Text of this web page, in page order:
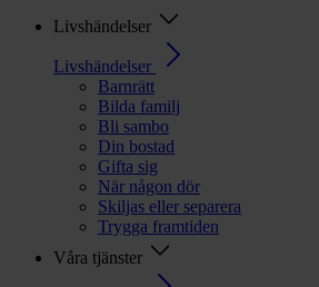
Livshändelser
Livshändelser
Barnrätt
Bilda familj
Bli sambo
Din bostad
Gifta sig
När någon dör
Skiljas eller separera
Trygga framtiden
Våra tjänster